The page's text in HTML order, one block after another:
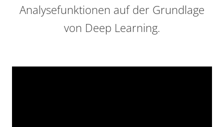
Analysefunktionen auf der Grundlage
von Deep Learning.